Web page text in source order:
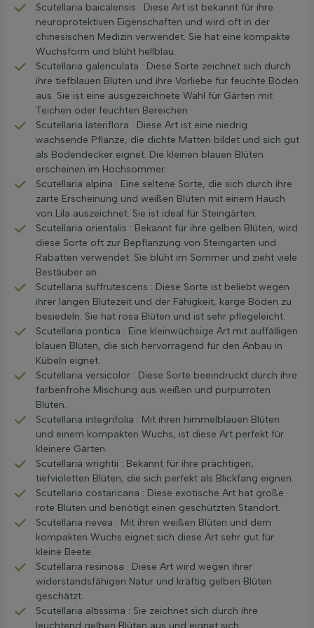
Scutellaria baicalensis : Diese Art ist bekannt für ihre
neuroprotektiven Eigenschaften und wird oft in der
chinesischen Medizin verwendet. Sie hat eine kompakte
Wuchsform und blüht hellblau.
Scutellaria galericulata : Diese Sorte zeichnet sich durch
ihre tiefblauen Blüten und ihre Vorliebe für feuchte Böden
aus. Sie ist eine ausgezeichnete Wahl für Gärten mit
Teichen oder feuchten Bereichen.
Scutellaria lateriflora : Diese Art ist eine niedrig
wachsende Pflanze, die dichte Matten bildet und sich gut
als Bodendecker eignet. Die kleinen blauen Blüten
erscheinen im Hochsommer.
Scutellaria alpina : Eine seltene Sorte, die sich durch ihre
zarte Erscheinung und weißen Blüten mit einem Hauch
von Lila auszeichnet. Sie ist ideal für Steingärten.
Scutellaria orientalis : Bekannt für ihre gelben Blüten, wird
diese Sorte oft zur Bepflanzung von Steingärten und
Rabatten verwendet. Sie blüht im Sommer und zieht viele
Bestäuber an.
Scutellaria suffrutescens : Diese Sorte ist beliebt wegen
ihrer langen Blütezeit und der Fähigkeit, karge Böden zu
besiedeln. Sie hat rosa Blüten und ist sehr pflegeleicht.
Scutellaria pontica : Eine kleinwüchsige Art mit auffälligen
blauen Blüten, die sich hervorragend für den Anbau in
Kübeln eignet.
Scutellaria versicolor : Diese Sorte beeindruckt durch ihre
farbenfrohe Mischung aus weißen und purpurroten
Blüten.
Scutellaria integrifolia : Mit ihren himmelblauen Blüten
und einem kompakten Wuchs, ist diese Art perfekt für
kleinere Gärten.
Scutellaria wrightii : Bekannt für ihre prächtigen,
tiefvioletten Blüten, die sich perfekt als Blickfang eignen.
Scutellaria costaricana : Diese exotische Art hat große
rote Blüten und benötigt einen geschützten Standort.
Scutellaria nevea : Mit ihren weißen Blüten und dem
kompakten Wuchs eignet sich diese Art sehr gut für
kleine Beete.
Scutellaria resinosa : Diese Art wird wegen ihrer
widerstandsfähigen Natur und kräftig gelben Blüten
geschätzt.
Scutellaria altissima : Sie zeichnet sich durch ihre
leuchtend gelben Blüten aus und eignet sich